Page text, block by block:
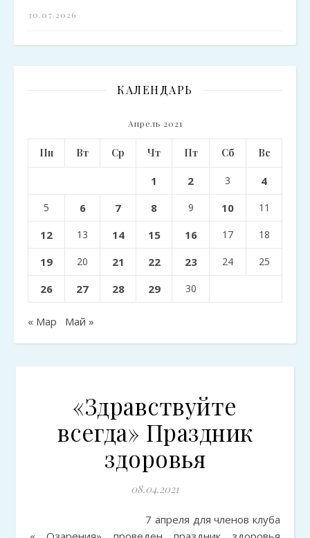
30.07.2026
КАЛЕНДАРЬ
Апрель 2021
Пн Вт Ср Чт Пт Сб Вс
1 2 3 4
5 6 7 8 9 10 11
12 13 14 15 16 17 18
19 20 21 22 23 24 25
26 27 28 29 30
« Мар Май »
«Здравствуйте
всегда» Праздник
здоровья
08.04.2021
7 апреля для членов клуба